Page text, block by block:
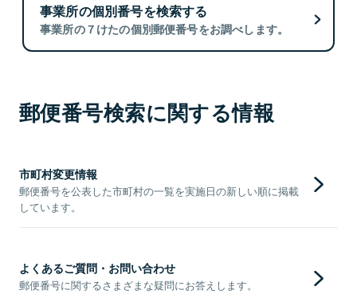
事業所の個別番号を検索する
事業所の７けたの個別郵便番号をお調べします。
郵便番号検索に関する情報
市町村変更情報
郵便番号を公表した市町村の一覧を実施日の新しい順に掲載
しています。
よくあるご質問・お問い合わせ
郵便番号に関するさまざまな疑問にお答えします。